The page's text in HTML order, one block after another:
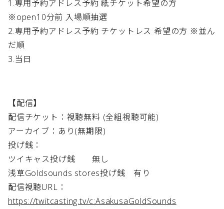
1.専用予約アドレス予約 紙チケット希望の方
※open10分前 入場順抽選
2.専用予約アドレス予約 チケットレス 希望の方 ※並ん
だ順
3.当日
【配信】
配信チケット：視聴無料 (全組視聴可能)
アーカイブ：あり(無期限)
投げ銭：
ツイキャス投げ銭 無し
浅草Goldsounds stores投げ銭 有り
配信視聴URL：
https://twitcasting.tv/c:AsakusaGoldSounds